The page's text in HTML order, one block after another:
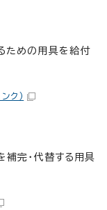
ための用具を給付
ク）
完・代替する用具